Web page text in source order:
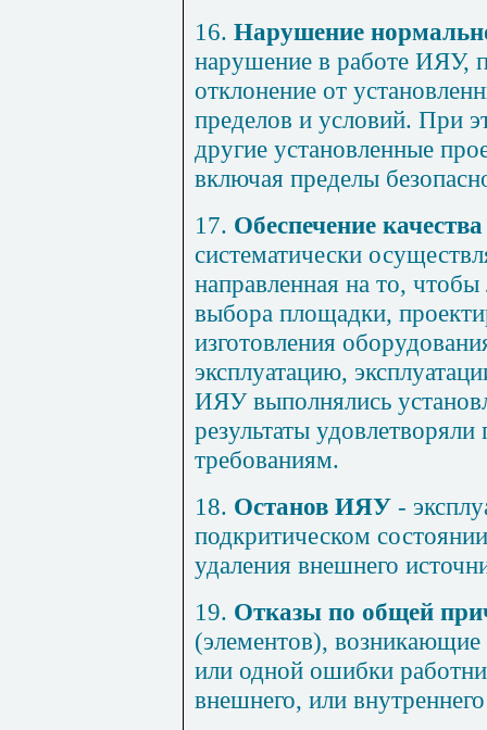
16. Нарушение
нарушение в работе ИЯУ,
отклонение от
пределов и условий. При
другие установленные
включая пределы
17. Обеспечение качества
систематически
направленная на то,
выбора площадки,
изготовления
эксплуатацию,
ИЯУ выполнялись
результаты
требованиям.
18. Останов ИЯУ -
подкритическом
удаления внешнего
19. Отказы по общей
(элементов), возникающие
или одной ошибки
внешнего, или